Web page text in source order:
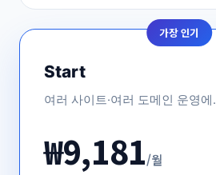
가장 인기
Start
여러 사이트·여러 도메인 운영에.
₩9,181/월